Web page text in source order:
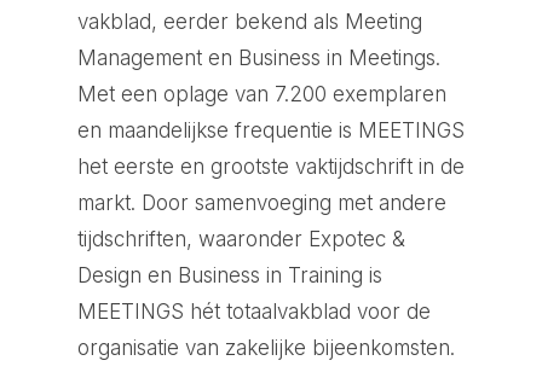
vakblad, eerder bekend als Meeting
Management en Business in Meetings.
Met een oplage van 7.200 exemplaren
en maandelijkse frequentie is MEETINGS
het eerste en grootste vaktijdschrift in de
markt. Door samenvoeging met andere
tijdschriften, waaronder Expotec &
Design en Business in Training is
MEETINGS hét totaalvakblad voor de
organisatie van zakelijke bijeenkomsten.